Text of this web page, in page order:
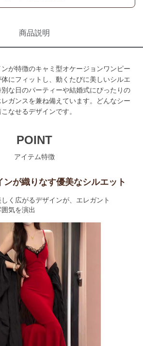
商品説明
が特徴のキャミ型オケージョンワンピー
にフィットし、動くたびに美しいシルエ
な日のパーティーや結婚式にぴったりの
ガンスを兼ね備えています。どんなシー
なせるデザインです。
POINT
アイテム特徴
ンが織りなす優美なシルエット
く広がるデザインが、エレガント
気を演出